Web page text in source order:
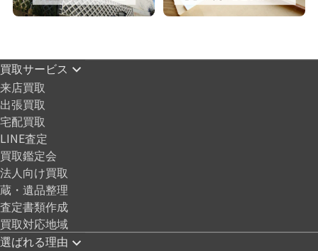
買取サービス
来店買取
出張買取
宅配買取
LINE査定
買取鑑定会
法人向け買取
蔵・遺品整理
査定書類作成
買取対応地域
選ばれる理由